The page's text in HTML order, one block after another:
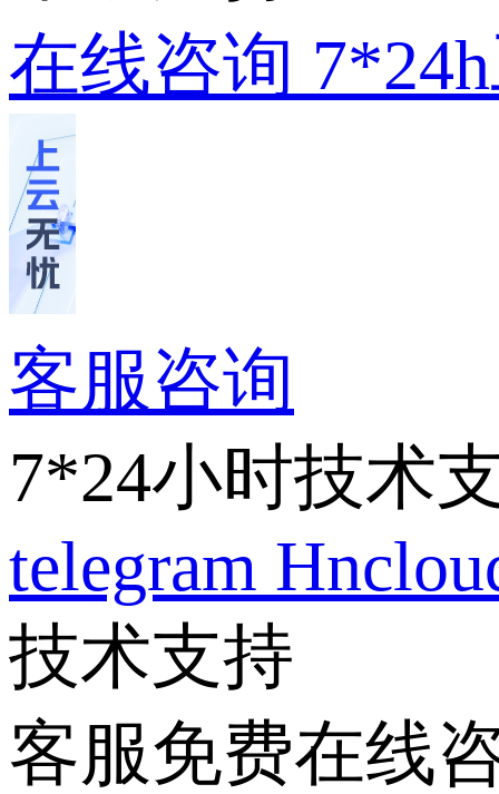
在线咨询
客服咨询
7*24小时技术
telegram
技术支持
客服免费在线